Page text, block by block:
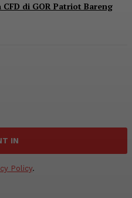
di GOR Patriot Bareng
IN
Policy.